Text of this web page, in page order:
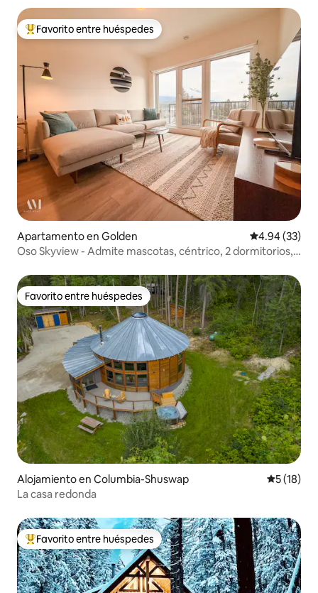
Favorito entre huéspedes preferido
Favorito entre huéspedes
Apartamento en Golden Calificación
4.94 (33)
Oso Skyview - Admite mascotas, céntrico, 2 dormitorios, 2
Favorito entre huéspedes
Favorito entre huéspedes
Alojamiento en Columbia-Shuswap
5 (18)
La casa redonda
Favorito entre huéspedes preferido
Favorito entre huéspedes